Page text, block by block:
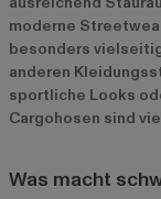
moderne
besonders
anderen
sportliche Looks
Cargohosen sind
Was macht